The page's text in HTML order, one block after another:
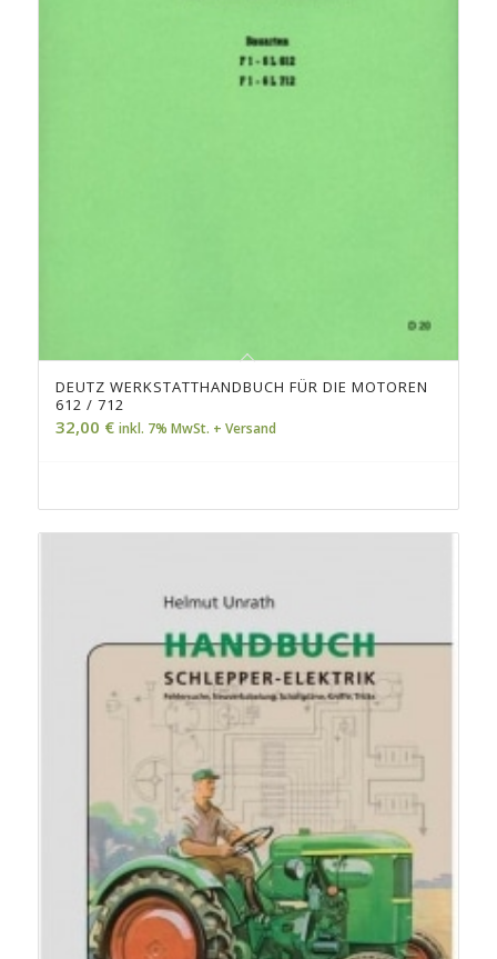
DEUTZ WERKSTATTHANDBUCH FÜR DIE MOTOREN
612 / 712
32,00 € inkl. 7% MwSt. + Versand